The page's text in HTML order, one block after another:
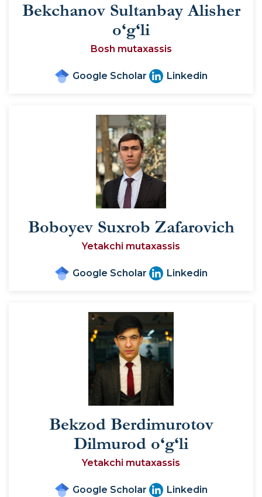
Bekchanov Sultanbay Alisher
o‘g‘li
Bosh mutaxassis
Google Scholar Linkedin
Boboyev Suxrob Zafarovich
Yetakchi mutaxassis
Google Scholar Linkedin
Bekzod Berdimurotov
Dilmurod o‘g‘li
Yetakchi mutaxassis
Google Scholar Linkedin